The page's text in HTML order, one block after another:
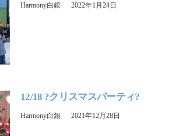
Harmony白銀 2022年1月24日
12/18 ?クリスマスパーティ?
Harmony白銀 2021年12月28日